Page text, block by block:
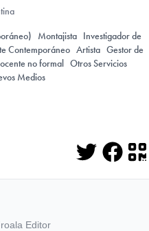
Montajista Investigador de
Contemporáneo Artista Gestor de
no formal Otros Servicios
Medios
Twitter
Editor